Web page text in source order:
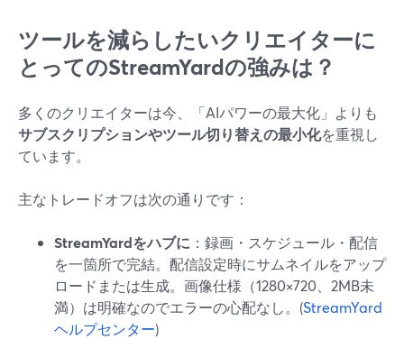
ツールを減らしたいクリエイターに
とってのStreamYardの強みは？
多くのクリエイターは今、「AIパワーの最大化」よりも
サブスクリプションやツール切り替えの最小化を重視し
ています。
主なトレードオフは次の通りです：
StreamYardをハブに ：録画・スケジュール・配信
を一箇所で完結。配信設定時にサムネイルをアップ
ロードまたは生成。画像仕様（1280×720、2MB未
満）は明確なのでエラーの心配なし。(StreamYard
ヘルプセンター)